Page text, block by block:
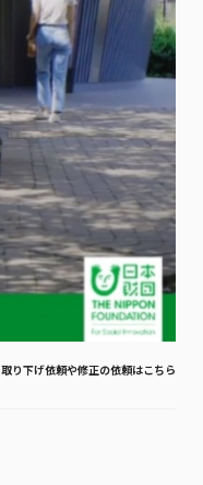
取り下げ依頼や修正の依頼はこちら